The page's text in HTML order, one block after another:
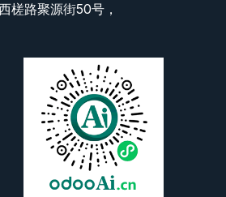
槎路聚源街50号，